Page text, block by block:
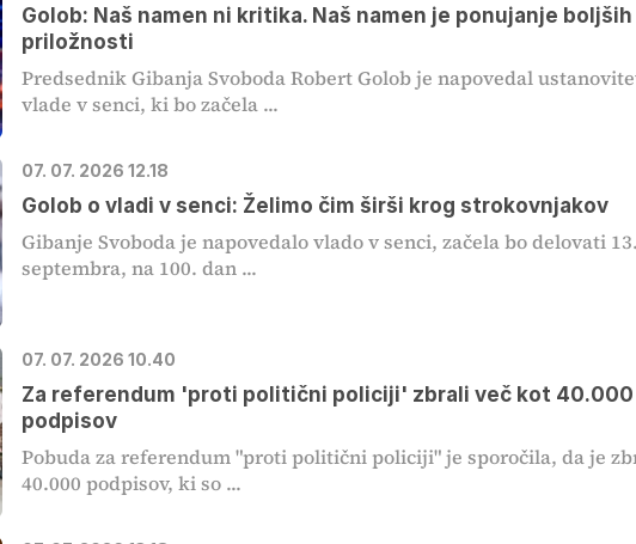
Golob: Naš namen ni kritika. Naš namen je ponujanje boljših
priložnosti
Predsednik Gibanja Svoboda Robert Golob je napovedal
vlade v senci, ki bo začela ...
07. 07. 2026 12.18
Golob o vladi v senci: Želimo čim širši krog strokovnjakov
Gibanje Svoboda je napovedalo vlado v senci, začela bo delovati 13.
septembra, na 100. dan ...
07. 07. 2026 10.40
Za referendum 'proti politični policiji' zbrali več kot 40.000
podpisov
Pobuda za referendum "proti politični policiji" je sporočila, da je
40.000 podpisov, ki so ...